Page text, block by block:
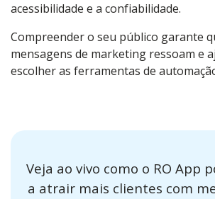
acessibilidade e a confiabilidade.
Compreender o seu público garante
mensagens de marketing ressoam e
escolher as ferramentas de
Veja ao vivo como o RO App
a atrair mais clientes com